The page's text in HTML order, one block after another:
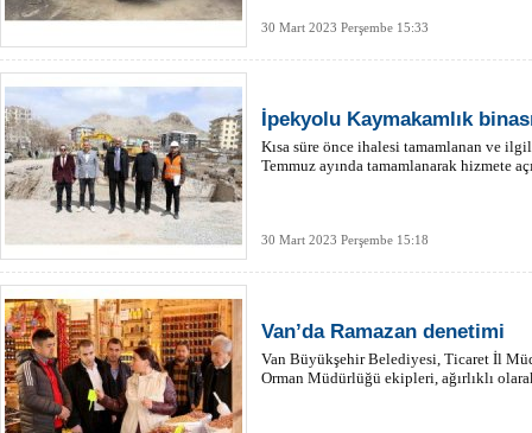
30 Mart 2023 Perşembe 15:33
İpekyolu Kaymakamlık
Kısa süre önce ihalesi tamamlanan ve
Temmuz ayında tamamlanarak hizmete
30 Mart 2023 Perşembe 15:18
Van’da Ramazan denetimi
Van Büyükşehir Belediyesi, Ticaret İl
Orman Müdürlüğü ekipleri, ağırlıklı